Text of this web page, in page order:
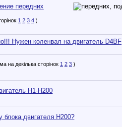
передних
1 2 3 4 )
Нужен коленвал на двигатель D4BF
1 2 3 )
Н1-Н200
блока двигателя H200?